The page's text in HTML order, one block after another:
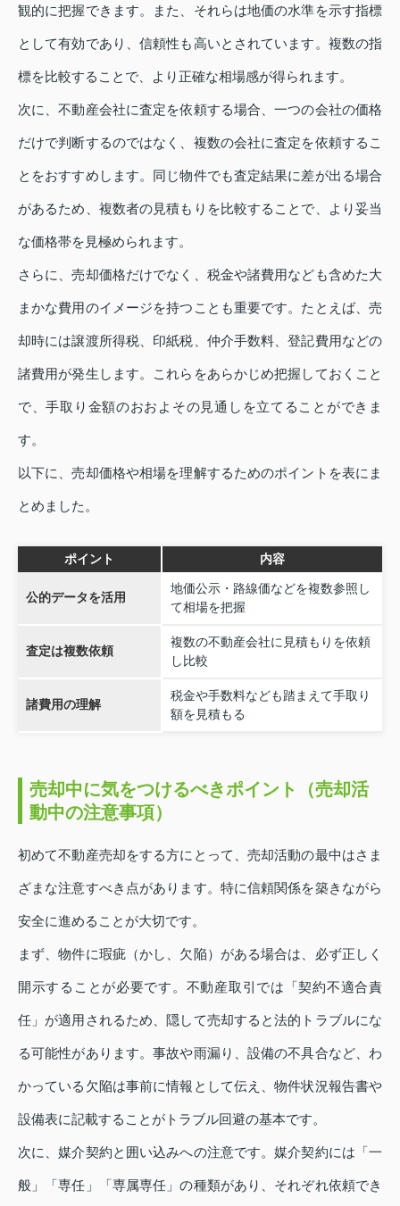
観的に把握できます。また、それらは地価の水準を示す指標
として有効であり、信頼性も高いとされています。複数の指
標を比較することで、より正確な相場感が得られます。
次に、不動産会社に査定を依頼する場合、一つの会社の価格
だけで判断するのではなく、複数の会社に査定を依頼するこ
とをおすすめします。同じ物件でも査定結果に差が出る場合
があるため、複数者の見積もりを比較することで、より妥当
な価格帯を見極められます。
さらに、売却価格だけでなく、税金や諸費用なども含めた大
まかな費用のイメージを持つことも重要です。たとえば、売
却時には譲渡所得税、印紙税、仲介手数料、登記費用などの
諸費用が発生します。これらをあらかじめ把握しておくこと
で、手取り金額のおおよその見通しを立てることができま
す。
以下に、売却価格や相場を理解するためのポイントを表にま
とめました。
ポイント 内容
公的データを活用
地価公示・路線価などを複数参照し
て相場を把握
査定は複数依頼
複数の不動産会社に見積もりを依頼
し比較
諸費用の理解
税金や手数料なども踏まえて手取り
額を見積もる
売却中に気をつけるべきポイント（売却活
動中の注意事項）
初めて不動産売却をする方にとって、売却活動の最中はさま
ざまな注意すべき点があります。特に信頼関係を築きながら
安全に進めることが大切です。
まず、物件に瑕疵（かし、欠陥）がある場合は、必ず正しく
開示することが必要です。不動産取引では「契約不適合責
任」が適用されるため、隠して売却すると法的トラブルにな
る可能性があります。事故や雨漏り、設備の不具合など、わ
かっている欠陥は事前に情報として伝え、物件状況報告書や
設備表に記載することがトラブル回避の基本です。
次に、媒介契約と囲い込みへの注意です。媒介契約には「一
般」「専任」「専属専任」の種類があり、それぞれ依頼でき